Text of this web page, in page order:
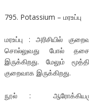
795. Potassium – மரஉப்பு
மரஉப்பு : அரிசியில்
சொல்லுவது போல்
இருக்கிறது. மேலும்
குறைவாக இருக்கிறது.
நூல் : ஆரோக்கியமும்